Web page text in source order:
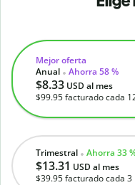
Trimestral Ahorra 33
$13.31 USD al mes
$39.95facturado cada 3
Mejor oferta
Anual
Ahorra 58 %
$8.33 USD al mes
$99.95facturado cada